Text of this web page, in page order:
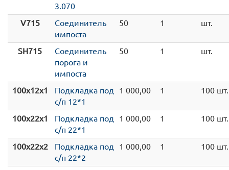
3.070
V715
Соединитель
импоста
50 1 шт.
SH715
Соединитель
порога и
импоста
50 1 шт.
100x12x1
Подкладка под
с/п 12*1
1 000,00 1 100 шт.
100x22x1
Подкладка под
с/п 22*1
1 000,00 1 100 шт.
100x22x2
Подкладка под
с/п 22*2
1 000,00 1 100 шт.